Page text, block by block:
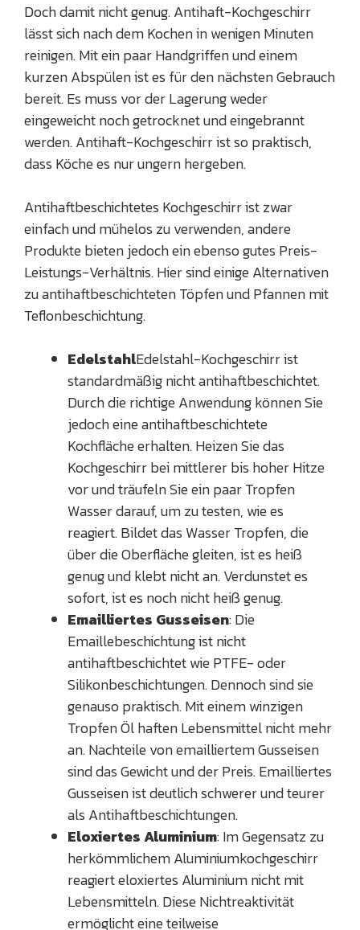
Doch damit nicht genug. Antihaft-Kochgeschirr
lässt sich nach dem Kochen in wenigen Minuten
reinigen. Mit ein paar Handgriffen und einem
kurzen Abspülen ist es für den nächsten Gebrauch
bereit. Es muss vor der Lagerung weder
eingeweicht noch getrocknet und eingebrannt
werden. Antihaft-Kochgeschirr ist so praktisch,
dass Köche es nur ungern hergeben.
Antihaftbeschichtetes Kochgeschirr ist zwar
einfach und mühelos zu verwenden, andere
Produkte bieten jedoch ein ebenso gutes Preis-
Leistungs-Verhältnis. Hier sind einige Alternativen
zu antihaftbeschichteten Töpfen und Pfannen mit
Teflonbeschichtung.
EdelstahlEdelstahl-Kochgeschirr ist
standardmäßig nicht antihaftbeschichtet.
Durch die richtige Anwendung können Sie
jedoch eine antihaftbeschichtete
Kochfläche erhalten. Heizen Sie das
Kochgeschirr bei mittlerer bis hoher Hitze
vor und träufeln Sie ein paar Tropfen
Wasser darauf, um zu testen, wie es
reagiert. Bildet das Wasser Tropfen, die
über die Oberfläche gleiten, ist es heiß
genug und klebt nicht an. Verdunstet es
sofort, ist es noch nicht heiß genug.
Emailliertes Gusseisen: Die
Emaillebeschichtung ist nicht
antihaftbeschichtet wie PTFE- oder
Silikonbeschichtungen. Dennoch sind sie
genauso praktisch. Mit einem winzigen
Tropfen Öl haften Lebensmittel nicht mehr
an. Nachteile von emailliertem Gusseisen
sind das Gewicht und der Preis. Emailliertes
Gusseisen ist deutlich schwerer und teurer
als Antihaftbeschichtungen.
Eloxiertes Aluminium: Im Gegensatz zu
herkömmlichem Aluminiumkochgeschirr
reagiert eloxiertes Aluminium nicht mit
Lebensmitteln. Diese Nichtreaktivität
ermöglicht eine teilweise